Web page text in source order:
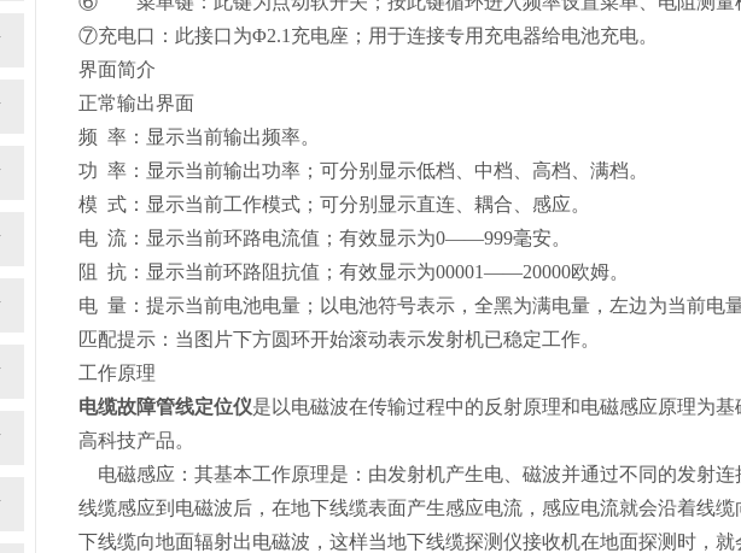
⑦充电口：此接口为Φ2.1充电座；用于连接专用充电器给电池充电。
界面简介
正常输出界面
频 率：显示当前输出频率。
功 率：显示当前输出功率；可分别显示低档、中档、高档、满档。
模 式：显示当前工作模式；可分别显示直连、耦合、感应。
电 流：显示当前环路电流值；有效显示为0——999毫安。
阻 抗：显示当前环路阻抗值；有效显示为00001——20000欧姆。
电 量：提示当前电池电量；以电池符号表示，全黑为满电量，左边为当前电
匹配提示：当图片下方圆环开始滚动表示发射机已稳定工作。
工作原理
电缆故障管线定位仪是以电磁波在传输过程中的反射原理和电磁感应原理为
高科技产品。
电磁感应：其基本工作原理是：由发射机产生电、磁波并通过不同的发射
线缆感应到电磁波后，在地下线缆表面产生感应电流，感应电流就会沿着线
下线缆向地面辐射出电磁波，这样当地下线缆探测仪接收机在地面探测时，